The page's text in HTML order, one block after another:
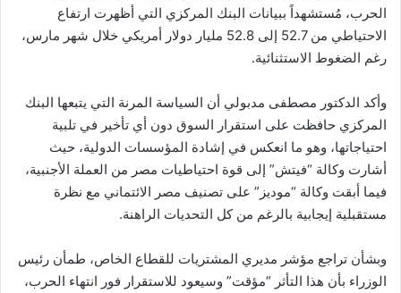
الحرب، مُستشهداً ببيانات البنك المركزي التي أظهرت ارتفاع
الاحتياطي من 52.7 إلى 52.8 مليار دولار أمريكي خلال شهر مارس،
رغم الضغوط الاستثنائية.
وأكد الدكتور مصطفى مدبولي أن السياسة المرنة التي يتبعها البنك
المركزي حافظت على استقرار السوق دون أي تأخير في تلبية
احتياجاتها، وهو ما انعكس في إشادة المؤسسات الدولية، حيث
أشارت وكالة “فيتش” إلى قوة احتياطيات مصر من العملة الأجنبية،
فيما أبقت وكالة “موديز” على تصنيف مصر الائتماني مع نظرة
مستقبلية إيجابية بالرغم من كل التحديات الراهنة.
وبشأن تراجع مؤشر مديري المشتريات للقطاع الخاص، طمأن رئيس
الوزراء بأن هذا التأثر “مؤقت” وسيعود للاستقرار فور انتهاء الحرب،